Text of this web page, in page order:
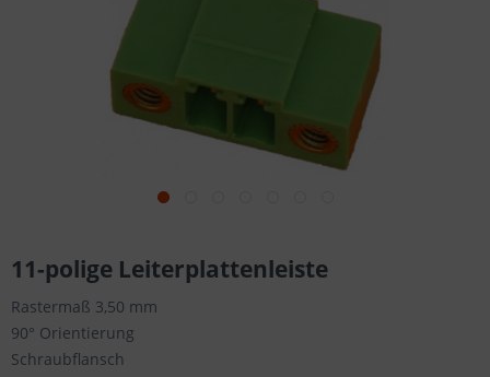
11-polige Leiterplattenleiste
Rastermaß 3,50 mm
90° Orientierung
Schraubflansch